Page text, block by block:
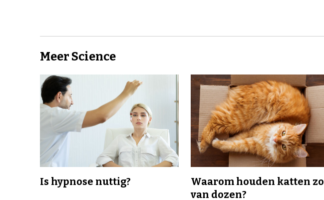
Meer Science
Is hypnose nuttig?
Waarom houden katten zo
van dozen?